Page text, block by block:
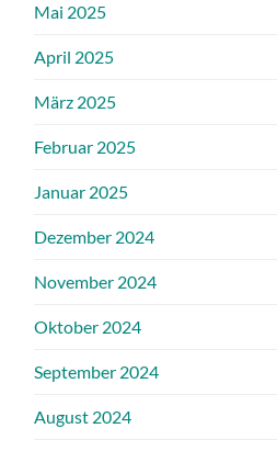
Mai 2025
April 2025
März 2025
Februar 2025
Januar 2025
Dezember 2024
November 2024
Oktober 2024
September 2024
August 2024